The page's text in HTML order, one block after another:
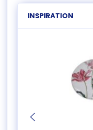
INSPIRATION